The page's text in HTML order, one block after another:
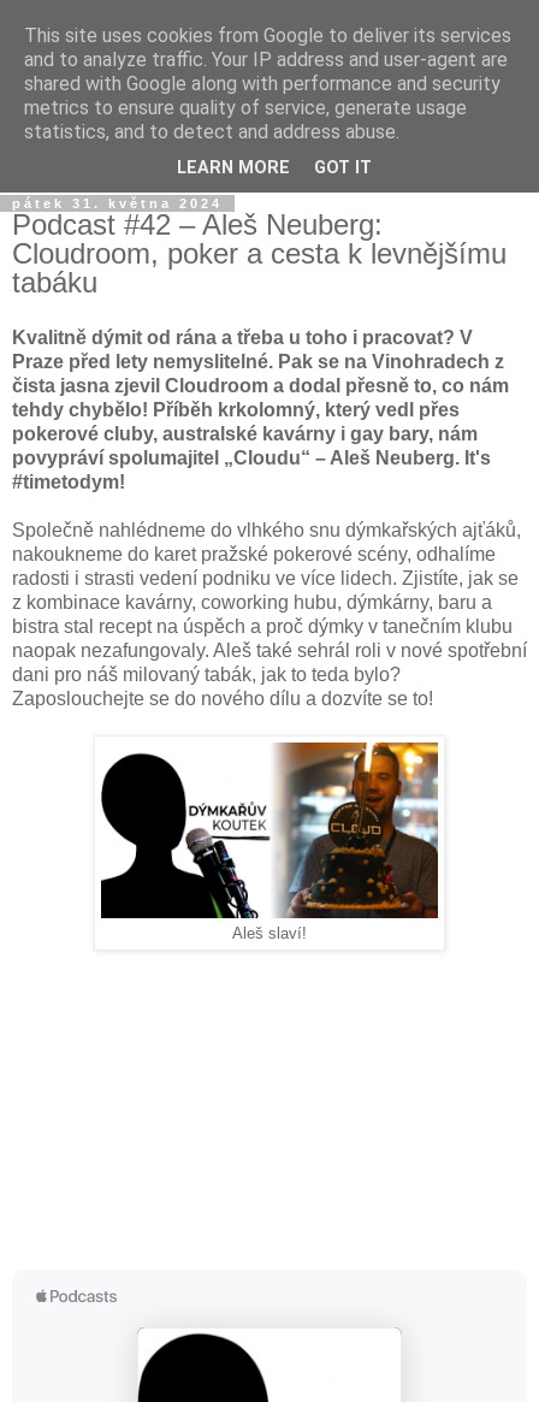
Dýmkařův koutek
Místo pro všechny, kteří se chtějí dozvědět něco o světě
vodních dýmek a trochu se pobavit!
pátek 31. května 2024
Podcast #42 – Aleš Neuberg:
Cloudroom, poker a cesta k levnějšímu
tabáku
Kvalitně dýmit od rána a třeba u toho i pracovat? V
Praze před lety nemyslitelné. Pak se na Vinohradech z
čista jasna zjevil Cloudroom a dodal přesně to, co nám
tehdy chybělo! Příběh krkolomný, který vedl přes
pokerové cluby, australské kavárny i gay bary, nám
povypráví spolumajitel „Cloudu“ – Aleš Neuberg. It's
#timetodym!
Společně nahlédneme do vlhkého snu dýmkařských ajťáků,
nakoukneme do karet pražské pokerové scény, odhalíme
radosti i strasti vedení podniku ve více lidech. Zjistíte, jak se
z kombinace kavárny, coworking hubu, dýmkárny, baru a
bistra stal recept na úspěch a proč dýmky v tanečním klubu
naopak nezafungovaly. Aleš také sehrál roli v nové spotřební
dani pro náš milovaný tabák, jak to teda bylo?
Zaposlouchejte se do nového dílu a dozvíte se to!
Aleš slaví!
This site uses cookies from Google to deliver its services
and to analyze traffic. Your IP address and user-agent are
shared with Google along with performance and security
metrics to ensure quality of service, generate usage
statistics, and to detect and address abuse.
LEARN MORE GOT IT